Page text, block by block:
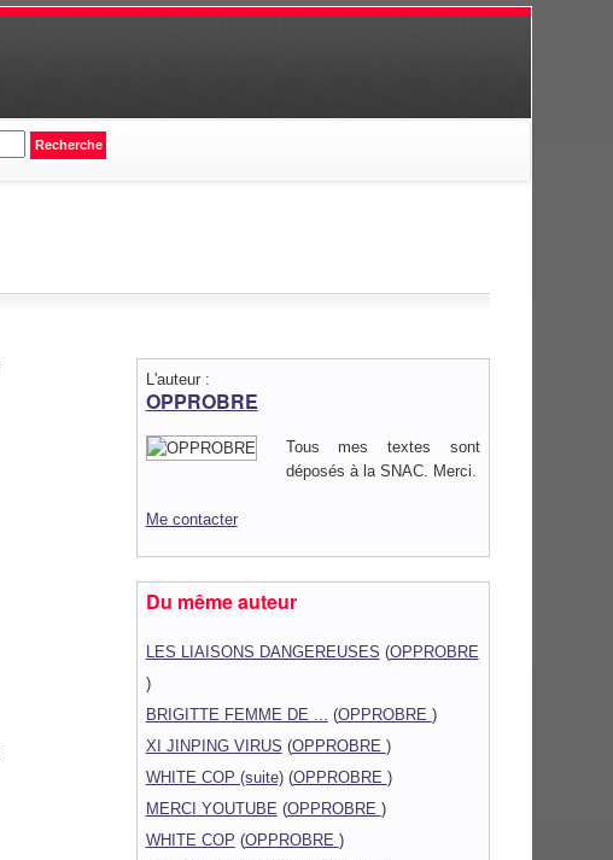
L'auteur :
OPPROBRE
Tous mes textes sont
déposés à la SNAC. Merci.
Me contacter
Du même auteur
LES LIAISONS DANGEREUSES (OPPROBRE
)
BRIGITTE FEMME DE ...
(OPPROBRE )
XI JINPING VIRUS (OPPROBRE )
WHITE COP (suite)(OPPROBRE )
MERCI YOUTUBE (OPPROBRE )
WHITE COP (OPPROBRE )